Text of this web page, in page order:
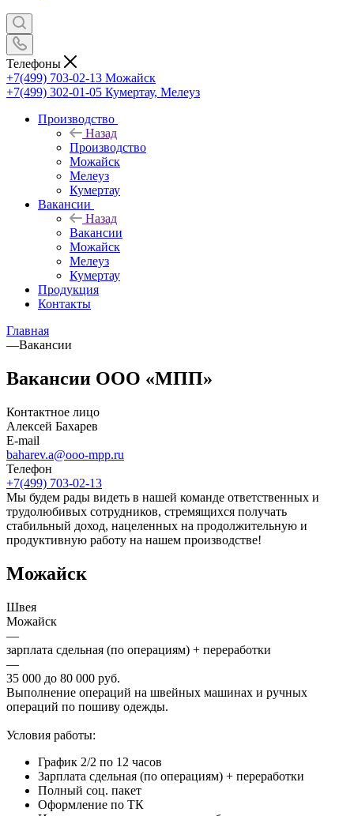
Телефоны
+7(499) 703-02-13 Можайск
+7(499) 302-01-05 Кумертау, Мелеуз
Производство
Назад
Производство
Можайск
Мелеуз
Кумертау
Вакансии
Назад
Вакансии
Можайск
Мелеуз
Кумертау
Продукция
Контакты
Главная
—Вакансии
Вакансии ООО «МПП»
Контактное лицо
Алексей Бахарев
E-mail
baharev.a@ooo-mpp.ru
Телефон
+7(499) 703-02-13
Мы будем рады видеть в нашей команде ответственных и
трудолюбивых сотрудников, стремящихся получать
стабильный доход, нацеленных на продолжительную и
продуктивную работу на нашем производстве!
Можайск
Швея
Можайск
—
зарплата сдельная (по операциям) + переработки
—
35 000 до 80 000 руб.
Выполнение операций на швейных машинах и ручных
операций по пошиву одежды.
Условия работы:
График 2/2 по 12 часов
Зарплата сдельная (по операциям) + переработки
Полный соц. пакет
Оформление по ТК